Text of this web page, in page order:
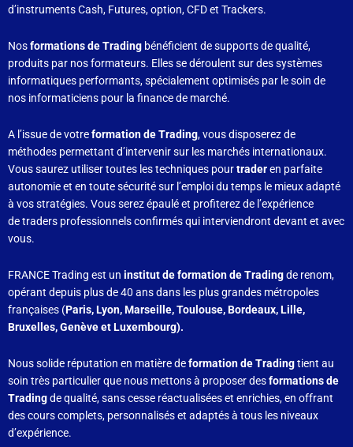
d’instruments Cash, Futures, option, CFD et Trackers.
Nosformations de Trading bénéficient de supports de qualité,
produits par nos formateurs. Elles se déroulent sur des systèmes
informatiques performants, spécialement optimisés par le soin de
nos informaticiens pour la finance de marché.
A l’issue de votreformation de Trading, vous disposerez de
méthodes permettant d’intervenir sur les marchés internationaux.
Vous saurez utiliser toutes les techniques pourtraderen parfaite
autonomie et en toute sécurité sur l’emploi du temps le mieux adapté
à vos stratégies. Vous serez épaulé et profiterez de l’expérience
de traders professionnels confirmés qui interviendront devant et avec
vous.
FRANCE Trading est un institut de formation de Tradingde renom,
opérant depuis plus de 40 ans dans les plus grandes métropoles
françaises (Paris, Lyon, Marseille, Toulouse, Bordeaux, Lille,
Bruxelles, Genève et Luxembourg).
Nous solide réputation en matière deformation de Tradingtient au
soin très particulier que nous mettons à proposer desformations de
Tradingde qualité, sans cesse réactualisées et enrichies, en offrant
des cours complets, personnalisés et adaptés à tous les niveaux
d’expérience.